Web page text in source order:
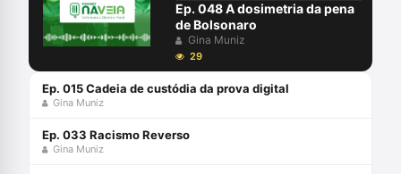
Ep. 048 A dosimetria da pena
de Bolsonaro
Gina Muniz
29
Ep. 015 Cadeia de custódia da prova digital
Gina Muniz
Ep. 033 Racismo Reverso
Gina Muniz